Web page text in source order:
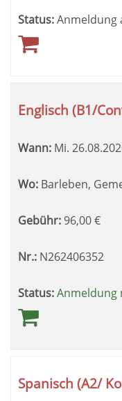
Status:Anmeldung
Englisch (B1/
Wann: Mi.
Wo: Barleben,
Gebühr: 96,00€
Nr.: N262406352
Status:Anmeldung
Spanisch (A2/